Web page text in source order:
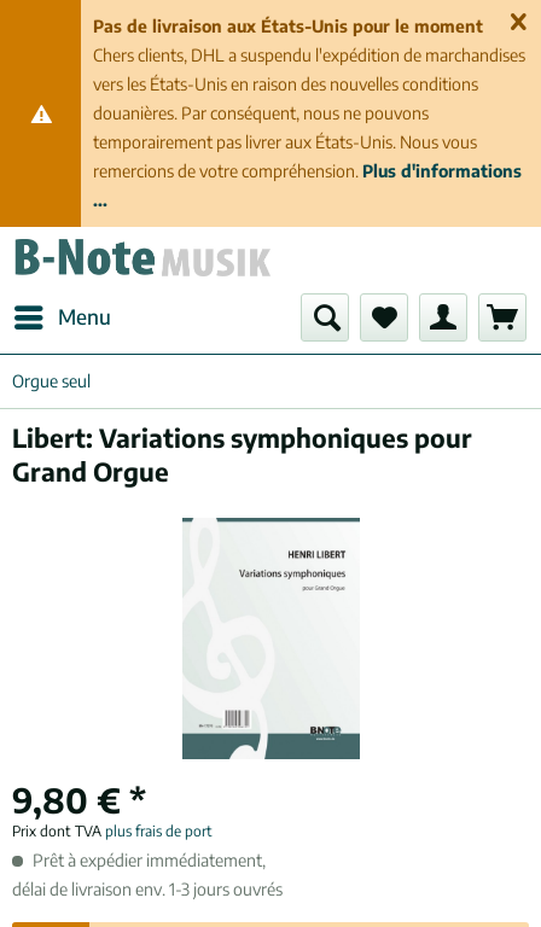
Pas de livraison aux États-Unis pour le moment
Chers clients, DHL a suspendu l'expédition de marchandises
vers les États-Unis en raison des nouvelles conditions
douanières. Par conséquent, nous ne pouvons
temporairement pas livrer aux États-Unis. Nous vous
remercions de votre compréhension. Plus d'informations
...
Menu
Orgue seul
Libert: Variations symphoniques pour
Grand Orgue
9,80 € *
Prix dont TVA plus frais de port
Prêt à expédier immédiatement,
délai de livraison env. 1-3 jours ouvrés